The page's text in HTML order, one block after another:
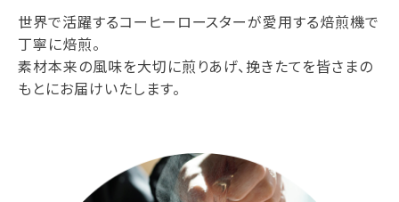
世界で活躍するコーヒーロースターが愛用する焙煎機で
丁寧に焙煎。
素材本来の風味を大切に煎りあげ、挽きたてを皆さまの
もとにお届けいたします。